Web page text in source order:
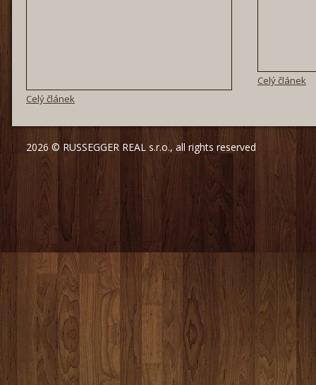
Celý článek
Celý článek
2026 © RUSSEGGER REAL s.r.o., all rights reserved